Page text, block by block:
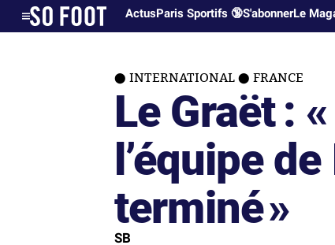
ActusParis Sportifs 🔞S'abonnerLe
INTERNATIONAL FRANCE
Le Graët : «
l’équipe
terminé»
SB